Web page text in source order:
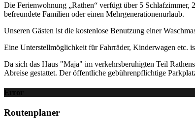
Die Ferienwohnung „Rathen“ verfügt über 5 Schlafzimmer,
befreundete Familien oder einen Mehrgenerationenurlaub.
Unseren Gästen ist die kostenlose Benutzung einer
Eine Unterstellmöglichkeit für Fahrräder, Kinderwagen etc.
Da sich das Haus "Maja" im verkehrsberuhigten Teil
Abreise gestattet. Der öffentliche gebührenpflichtige
Error
Routenplaner